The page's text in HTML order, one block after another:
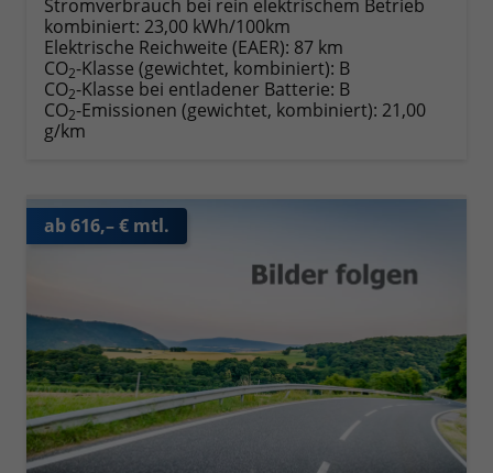
Stromverbrauch bei rein elektrischem Betrieb
kombiniert: 23,00 kWh/100km
Elektrische Reichweite (EAER): 87 km
CO2-Klasse (gewichtet, kombiniert): B
CO2-Klasse bei entladener Batterie: B
CO2-Emissionen (gewichtet, kombiniert): 21,00
g/km
ab 616,– € mtl.